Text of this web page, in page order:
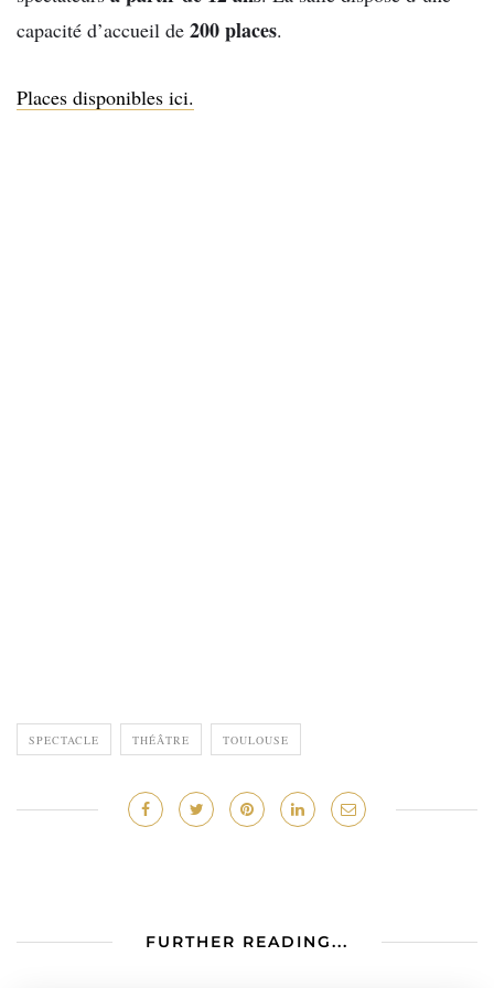
capacité d’accueil de 200 places.
Places disponibles ici.
SPECTACLE THÉÂTRE TOULOUSE
FURTHER READING...